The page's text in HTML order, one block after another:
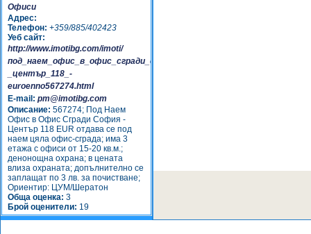
Офиси
Адрес:
Телефон: +359/885/402423
Уеб сайт:
http://www.imotibg.com/imoti/
под_наем_офис_в_офис_сгради_софия_-
_център_118_-
euroenno567274.html
E-mail: pm@imotibg.com
Описание: 567274; Под Наем
Офис в Офис Сгради София -
Център 118 EUR отдава се под
наем цяла офис-сграда; има 3
етажа с офиси от 15-20 кв.м.;
денонощна охрана; в цената
влиза охраната; допълнително се
заплащат по 3 лв. за почистване;
Ориентир: ЦУМ/Шератон
Обща оценка: 3
Брой оценители: 19
Прегледи: 31529 | Коментари: 0 |